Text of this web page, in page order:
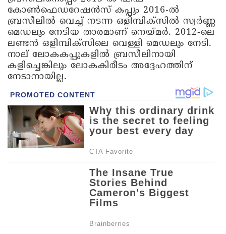
കോൺഫെഡറേഷൻസ് കപ്പും 2016-ൽ
ബ്രസീലിൽ വെച്ച് നടന്ന ഒളിമ്പിക്‌സിൽ സ്വർണ്ണ
മെഡലും നേടിയ താരമാണ് നെയ്മർ. 2012-ലെ
ലണ്ടൻ ഒളിമ്പിക്‌സിലെ വെള്ളി മെഡലും നേടി.
നാല് ലോകകപ്പുകളിൽ ബ്രസീലിനായി
കളിച്ചെങ്കിലും ലോകകിരീടം അദ്ദേഹത്തിന്
നേടാനായില്ല.